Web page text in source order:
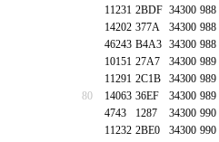
11231 2BDF 34300 988
14202 377A 34300 988
46243 B4A3 34300 988
10151 27A7 34300 989
11291 2C1B 34300 989
80
14063 36EF 34300 989
4743
1287 34300 990
11232 2BE0 34300 990